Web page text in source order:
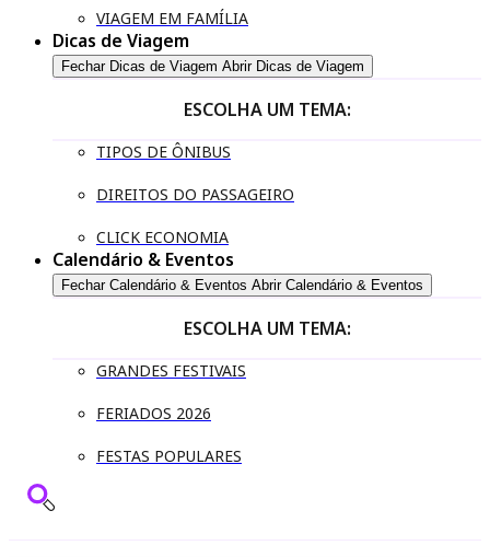
VIAGEM EM FAMÍLIA
Dicas de Viagem
Fechar Dicas de Viagem Abrir Dicas de Viagem
ESCOLHA UM TEMA:
TIPOS DE ÔNIBUS
DIREITOS DO PASSAGEIRO
CLICK ECONOMIA
Calendário & Eventos
Fechar Calendário & Eventos Abrir Calendário & Eventos
ESCOLHA UM TEMA:
GRANDES FESTIVAIS
FERIADOS 2026
FESTAS POPULARES